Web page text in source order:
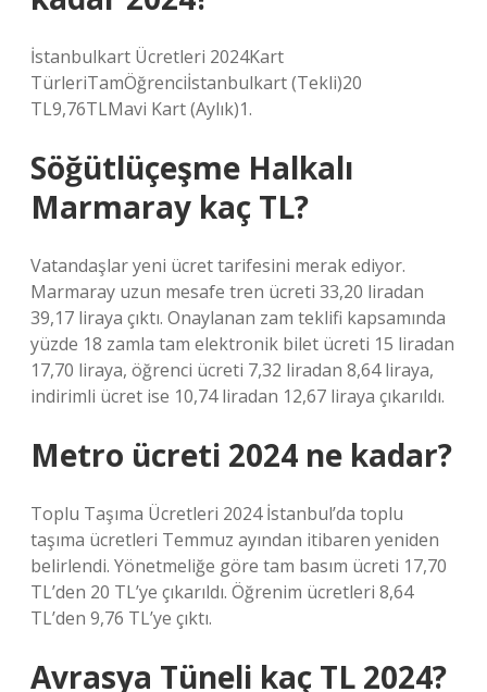
İstanbulkart Ücretleri 2024Kart
TürleriTamÖğrenciİstanbulkart (Tekli)20
TL9,76TLMavi Kart (Aylık)1.
Söğütlüçeşme Halkalı
Marmaray kaç TL?
Vatandaşlar yeni ücret tarifesini merak ediyor.
Marmaray uzun mesafe tren ücreti 33,20 liradan
39,17 liraya çıktı. Onaylanan zam teklifi kapsamında
yüzde 18 zamla tam elektronik bilet ücreti 15 liradan
17,70 liraya, öğrenci ücreti 7,32 liradan 8,64 liraya,
indirimli ücret ise 10,74 liradan 12,67 liraya çıkarıldı.
Metro ücreti 2024 ne kadar?
Toplu Taşıma Ücretleri 2024 İstanbul’da toplu
taşıma ücretleri Temmuz ayından itibaren yeniden
belirlendi. Yönetmeliğe göre tam basım ücreti 17,70
TL’den 20 TL’ye çıkarıldı. Öğrenim ücretleri 8,64
TL’den 9,76 TL’ye çıktı.
Avrasya Tüneli kaç TL 2024?